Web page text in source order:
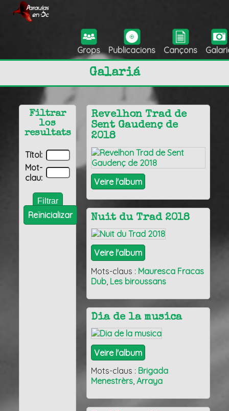
Grops Publicacions Cançons
Galariá
Revelhon Trad de
Sent Gaudenç de
2018
Veire l'album
Nuit du Trad 2018
Veire l'album
Mots-claus : Mauresca Fracas
Dub, Les biroussans
Dia de la musica
Veire l'album
Mots-claus : Brigada
Menestrèrs,Arraya
Filtrar
los
resultats
Títol:
Mot-
clau:
Reïnicializar